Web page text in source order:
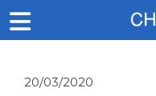
20/03/2020